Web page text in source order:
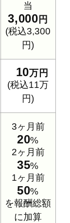
当
3,000 円
(税込3,300
円)
10万円
(税込11万
円)
3ヶ月前
20%
2ヶ月前
35%
1ヶ月前
50%
を報酬総額
に加算